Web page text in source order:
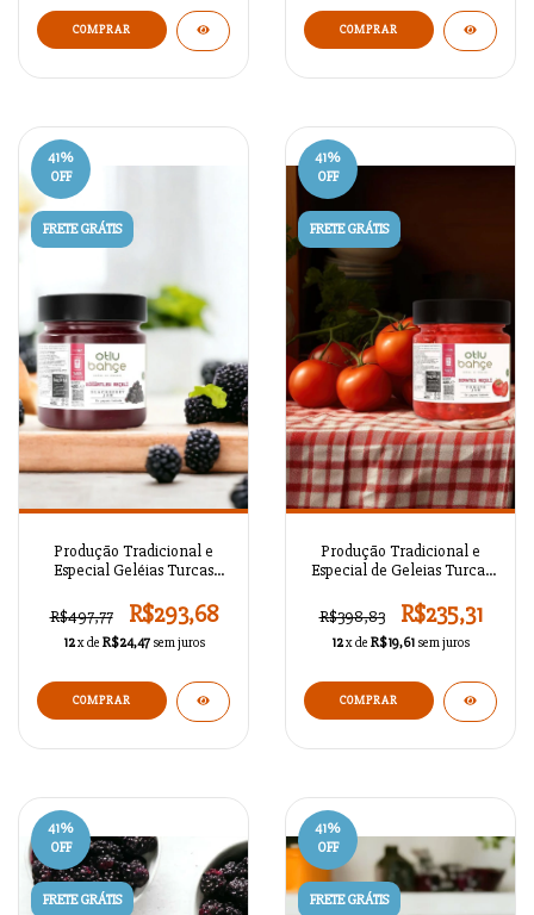
COMPRAR COMPRAR
41%
OFF
FRETE GRÁTIS
Produção Tradicional e
Especial Geléias Turcas
R$497,77
R$293,68
12x de R$24,47 sem juros
COMPRAR
41%
OFF
FRETE GRÁTIS
Produção Tradicional e
Especial de Geleias Turcas
R$398,83
R$235,31
12x de R$19,61 sem juros
COMPRAR
41%
OFF
FRETE GRÁTIS
41%
OFF
FRETE GRÁTIS